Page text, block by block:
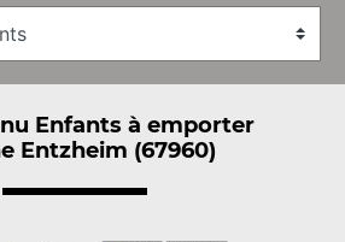
Enfants à emporter
Entzheim (67960)